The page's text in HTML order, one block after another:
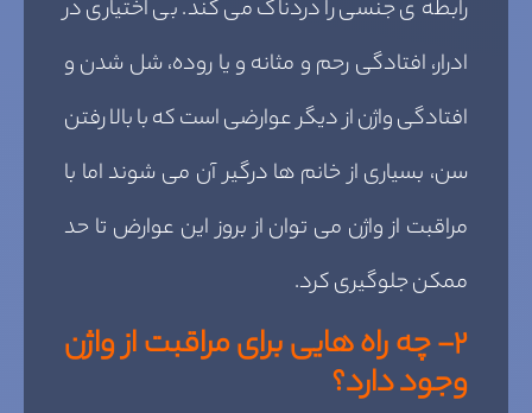
رابطه ی جنسی را دردناک می کند. بی اختیاری در
ادرار، افتادگی رحم و مثانه و یا روده، شل شدن و
افتادگی واژن از دیگر عوارضی است که با بالا رفتن
سن، بسیاری از خانم ها درگیر آن می شوند اما با
مراقبت از واژن می توان از بروز این عوارض تا حد
ممکن جلوگیری کرد.
۲- چه راه هایی برای مراقبت از واژن
وجود دارد؟